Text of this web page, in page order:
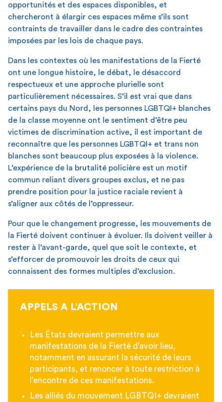
opportunités et des espaces disponibles, et
chercheront à élargir ces espaces même s’ils sont
contraints de travailler dans le cadre des contraintes
imposées par les lois de chaque pays.
Dans les contextes où les manifestations de la Fierté
ont une longue histoire, le débat, le désaccord
respectueux et une approche plurielle sont
particulièrement nécessaires. S’il est vrai que dans
certains pays du Nord, les personnes LGBTQI+ blanches
de la classe moyenne ont le sentiment d’être peu
victimes de discrimination active, il est important de
reconnaître que les personnes LGBTQI+ et trans non
blanches sont beaucoup plus exposées à la violence.
L’expérience de la brutalité policière est un motif
commun reliant divers groupes exclus, et ne pas
prendre position pour la justice raciale revient à
s’aligner aux côtés de l’oppresseur.
Pour que le changement progresse, les mouvements de
la Fierté doivent continuer à évoluer. Ils doivent veiller à
rester à l’avant-garde, quel que soit le contexte, et
s’efforcer de promouvoir les droits de ceux qui
connaissent des formes multiples d’exclusion.
APPELS A L’ACTION
Les États devraient permettre aux
manifestations de la Fierté d’avoir lieu,
notamment en assurant la sécurité de leurs
participants, et renoncer à toute restriction à
l’encontre de ces manifestations.
Les alliés du mouvement LGBTQI+ devraient